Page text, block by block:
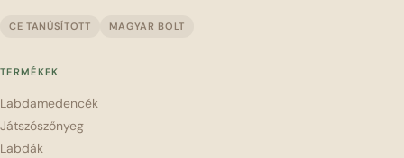
CE TANÚSÍTOTT MAGYAR BOLT
TERMÉKEK
Labdamedencék
Játszószőnyeg
Labdák